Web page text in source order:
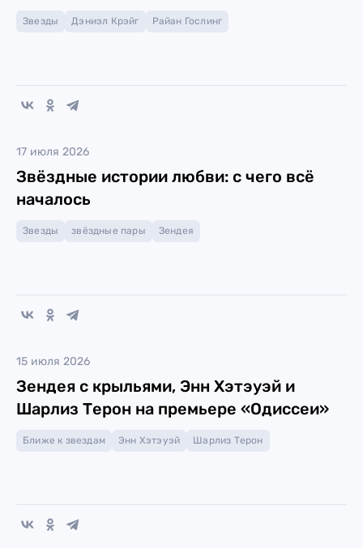
Звезды Дэниэл Крэйг Райан Гослинг
17 июля 2026
Звёздные истории любви: с чего всё
началось
Звезды звёздные пары Зендея
15 июля 2026
Зендея с крыльями, Энн Хэтэуэй и
Шарлиз Терон на премьере «Одиссеи»
Ближе к звездам Энн Хэтэуэй Шарлиз Терон